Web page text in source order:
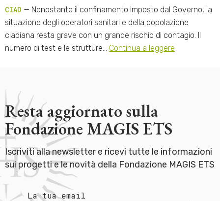
CIAD — Nonostante il confinamento imposto dal Governo, la
situazione degli operatori sanitari e della popolazione
ciadiana resta grave con un grande rischio di contagio. Il
numero di test e le strutture… Continua a leggere
Resta aggiornato sulla
Fondazione MAGIS ETS
Iscriviti alla newsletter e ricevi tutte le informazioni
sui progetti e le novità della Fondazione MAGIS ETS
La tua email